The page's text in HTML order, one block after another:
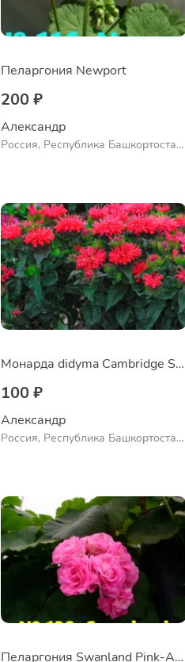
Пеларгония Newport
200 ₽
Александр
Россия, Республика Башкортостан,
Монарда didyma Cambridge Scarlet
100 ₽
Александр
Россия, Республика Башкортостан,
Пеларгония Swanland Pink-Australien Pin